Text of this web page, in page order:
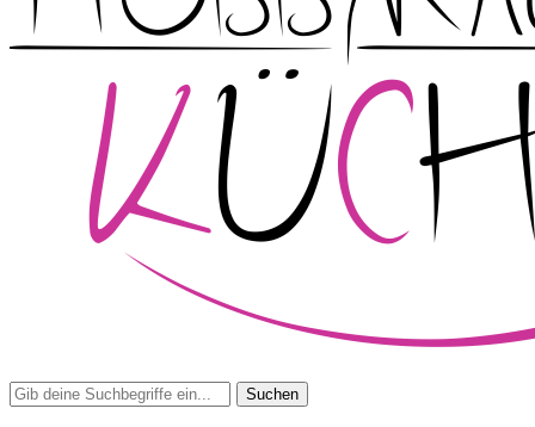
Search